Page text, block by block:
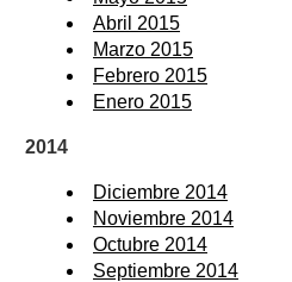
Abril 2015
Marzo 2015
Febrero 2015
Enero 2015
2014
Diciembre 2014
Noviembre 2014
Octubre 2014
Septiembre 2014